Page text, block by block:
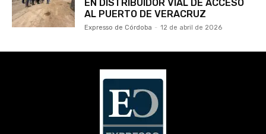
EN DISTRIBUIDOR VIAL DE ACCESO
AL PUERTO DE VERACRUZ
Expresso de Córdoba - 12 de abril de 2026